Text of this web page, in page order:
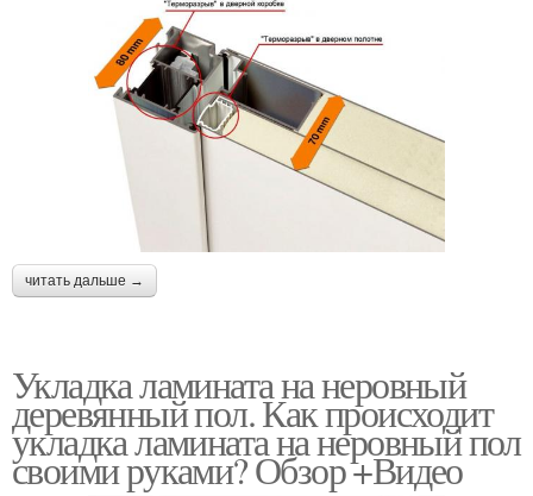
читать дальше →
Укладка ламината на неровный
деревянный пол. Как происходит
укладка ламината на неровный пол
своими руками? Обзор +Видео